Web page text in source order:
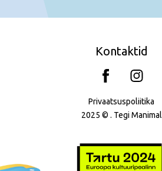
Kontaktid
Privaatsuspoliitika
2025 © . Tegi Manimal